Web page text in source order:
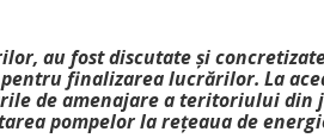
au fost discutate și
finalizarea lucrărilor. La
de amenajare a teritoriului din
pompelor la rețeaua de